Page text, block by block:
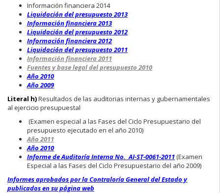
Información financiera 2014
Liquidación del presupuesto 2013
Información financiera 2013
Liquidación del presupuesto 2012
Información financiera 2012
Liquidación del presupuesto 2011
Información financiera 2011
Fuentes y base legal del presupuesto 2010
Año 2010
Año 2009
Literal h)Resultados de las auditorias internas y gubernamentales
al ejercicio presupuestal
(Examen especial a las Fases del Ciclo Presupuestario del
presupuesto ejecutado en el año 2010)
Año 2011
Año 2010
Informe de Auditoría Interna No. AI-ST-0061-2011(Examen
Especial a las Fases del Ciclo Presupuestario del año 2009)
Informes aprobados por la Contraloría General del Estado y
publicados en su página web